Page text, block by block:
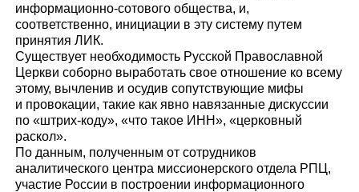
информационно-сотового общества, и,
соответственно, инициации в эту систему путем
принятия ЛИК.
Существует необходимость Русской Православной
Церкви соборно выработать свое отношение ко всему
этому, вычленив и осудив сопутствующие мифы
и провокации, такие как явно навязанные дискуссии
по «штрих-коду», «что такое ИНН», «церковный
раскол».
По данным, полученным от сотрудников
аналитического центра миссионерского отдела РПЦ,
участие России в построении информационного